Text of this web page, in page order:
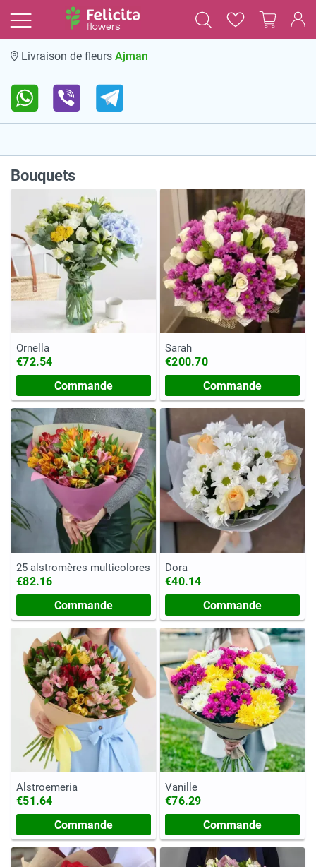
Livraison de fleurs Ajman
Bouquets
Ornella
€72.54
Commande
Sarah
€200.70
Commande
25 alstromères multicolores
€82.16
Commande
Dora
€40.14
Commande
Alstroemeria
€51.64
Commande
Vanille
€76.29
Commande